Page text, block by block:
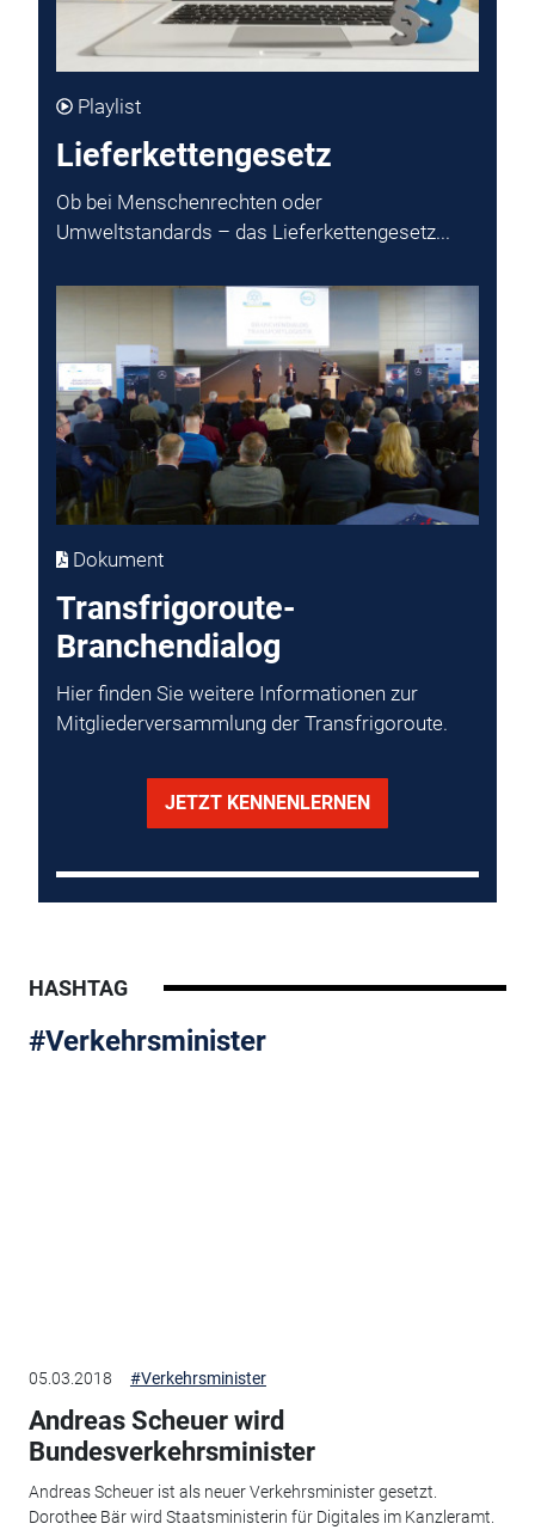
Playlist
Lieferkettengesetz
Ob bei Menschenrechten oder
Umweltstandards – das Lieferkettengesetz...
Dokument
Transfrigoroute-
Branchendialog
Hier finden Sie weitere Informationen zur
Mitgliederversammlung der Transfrigoroute.
JETZT KENNENLERNEN
HASHTAG
#Verkehrsminister
05.03.2018 #Verkehrsminister
Andreas Scheuer wird
Bundesverkehrsminister
Andreas Scheuer ist als neuer Verkehrsminister gesetzt.
Dorothee Bär wird Staatsministerin für Digitales im Kanzleramt.